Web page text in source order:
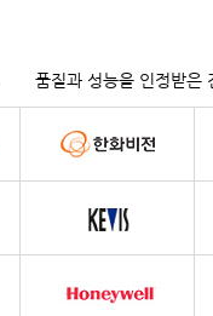
품질과 성능을 인정받은